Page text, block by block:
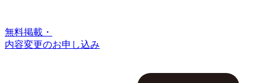
無料掲載・
内容変更のお申し込み